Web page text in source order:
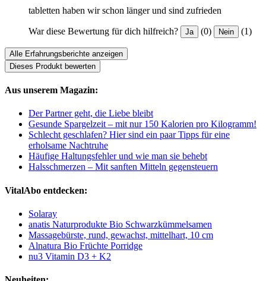
tabletten haben wir schon länger und sind zufrieden
War diese Bewertung für dich hilfreich? Ja (0) Nein (1)
Alle Erfahrungsberichte anzeigen
Dieses Produkt bewerten
Aus unserem Magazin:
Der Partner geht, die Liebe bleibt
Gesunde Spargelzeit – mit nur 150 Kalorien pro Kilogramm!
Schlecht geschlafen? Hier sind ein paar Tipps für eine
erholsame Nachtruhe
Häufige Haltungsfehler und wie man sie behebt
Halsschmerzen – Mit sanften Mitteln gegensteuern
VitalAbo entdecken:
Solaray
anatis Naturprodukte Bio Schwarzkümmelsamen
Massagebürste, rund, gewachst, mittelhart, 10 cm
Alnatura Bio Früchte Porridge
nu3 Vitamin D3 + K2